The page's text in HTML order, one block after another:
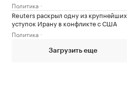
Политика
Reuters раскрыл одну из крупнейших
уступок Ирану в конфликте с США
Политика
Загрузить еще